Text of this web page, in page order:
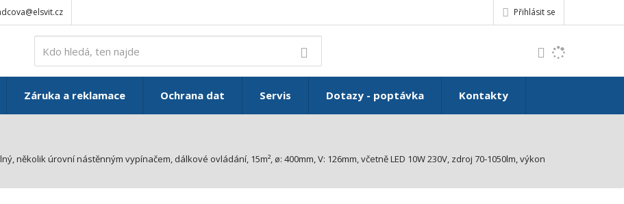
Přihlásit se
e
,
Záruka a reklamace Ochrana dat Servis Dotazy - poptávka Kontakty
několik úrovní nástěnným vypínačem, dálkové ovládání, 15m², ø: 400mm, V: 126mm, včetně LED 10W 230V, zdroj 70-1050lm, výkon